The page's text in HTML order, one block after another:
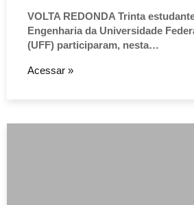
VOLTA REDONDA Trinta
Engenharia da Universidade
(UFF) participaram, nesta…
Acessar »